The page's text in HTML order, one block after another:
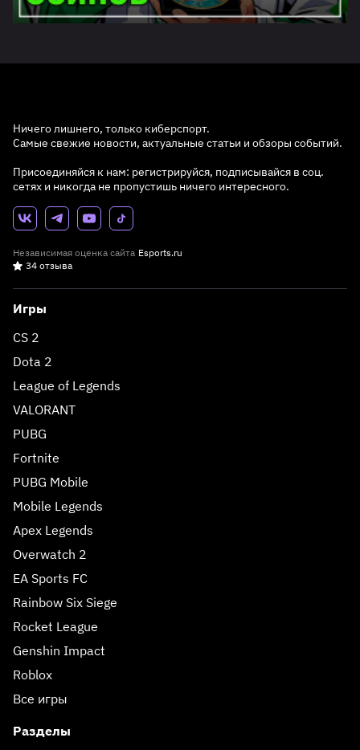
Ничего лишнего, только киберспорт.
Самые свежие новости, актуальные статьи и обзоры событий.
Присоединяйся к нам: регистрируйся, подписывайся в соц.
сетях и никогда не пропустишь ничего интересного.
Независимая оценка сайта Esports.ru
34 отзыва
Игры
CS 2
Dota 2
League of Legends
VALORANT
PUBG
Fortnite
PUBG Mobile
Mobile Legends
Apex Legends
Overwatch 2
EA Sports FC
Rainbow Six Siege
Rocket League
Genshin Impact
Roblox
Все игры
Разделы